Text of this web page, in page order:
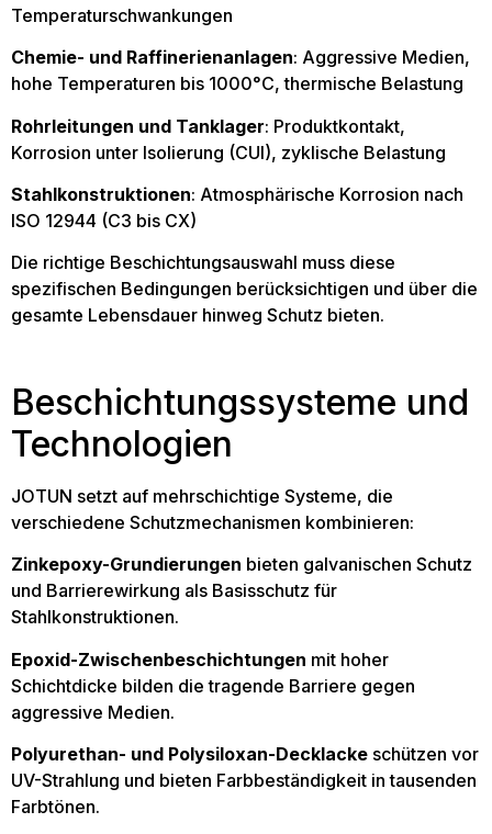
Temperaturschwankungen
Chemie- und Raffinerienanlagen: Aggressive Medien,
hohe Temperaturen bis 1000°C, thermische Belastung
Rohrleitungen und Tanklager: Produktkontakt,
Korrosion unter Isolierung (CUI), zyklische Belastung
Stahlkonstruktionen: Atmosphärische Korrosion nach
ISO 12944 (C3 bis CX)
Die richtige Beschichtungsauswahl muss diese
spezifischen Bedingungen berücksichtigen und über die
gesamte Lebensdauer hinweg Schutz bieten.
Beschichtungssysteme und
Technologien
JOTUN setzt auf mehrschichtige Systeme, die
verschiedene Schutzmechanismen kombinieren:
Zinkepoxy-Grundierungen bieten galvanischen Schutz
und Barrierewirkung als Basisschutz für
Stahlkonstruktionen.
Epoxid-Zwischenbeschichtungen mit hoher
Schichtdicke bilden die tragende Barriere gegen
aggressive Medien.
Polyurethan- und Polysiloxan-Decklacke schützen vor
UV-Strahlung und bieten Farbbeständigkeit in tausenden
Farbtönen.